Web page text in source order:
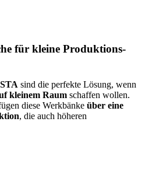
für kleine Produktions-
sind die perfekte Lösung, wenn
kleinem Raum schaffen wollen.
diese Werkbänke über eine
, die auch höheren